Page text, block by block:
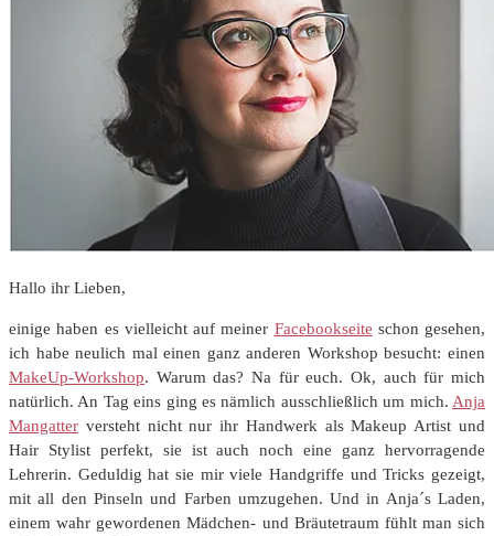
Hallo ihr Lieben,
einige haben es vielleicht auf meiner Facebookseite schon gesehen,
ich habe neulich mal einen ganz anderen Workshop besucht: einen
MakeUp-Workshop. Warum das? Na für euch. Ok, auch für mich
natürlich. An Tag eins ging es nämlich ausschließlich um mich. Anja
Mangatter versteht nicht nur ihr Handwerk als Makeup Artist und
Hair Stylist perfekt, sie ist auch noch eine ganz hervorragende
Lehrerin. Geduldig hat sie mir viele Handgriffe und Tricks gezeigt,
mit all den Pinseln und Farben umzugehen. Und in Anja´s Laden,
einem wahr gewordenen Mädchen- und Bräutetraum fühlt man sich